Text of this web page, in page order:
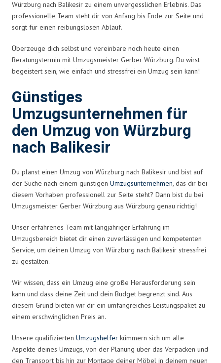
Würzburg nach Balikesir zu einem unvergesslichen Erlebnis. Das
professionelle Team steht dir von Anfang bis Ende zur Seite und
sorgt für einen reibungslosen Ablauf.
Überzeuge dich selbst und vereinbare noch heute einen
Beratungstermin mit Umzugsmeister Gerber Würzburg. Du wirst
begeistert sein, wie einfach und stressfrei ein Umzug sein kann!
Günstiges
Umzugsunternehmen für
den Umzug von Würzburg
nach Balikesir
Du planst einen Umzug von Würzburg nach Balikesir und bist auf
der Suche nach einem günstigen Umzugsunternehmen, das dir bei
diesem Vorhaben professionell zur Seite steht? Dann bist du bei
Umzugsmeister Gerber Würzburg aus Würzburg genau richtig!
Unser erfahrenes Team mit langjähriger Erfahrung im
Umzugsbereich bietet dir einen zuverlässigen und kompetenten
Service, um deinen Umzug von Würzburg nach Balikesir stressfrei
zu gestalten.
Wir wissen, dass ein Umzug eine große Herausforderung sein
kann und dass deine Zeit und dein Budget begrenzt sind. Aus
diesem Grund bieten wir dir ein umfangreiches Leistungspaket zu
einem erschwinglichen Preis an.
Unsere qualifizierten Umzugshelfer kümmern sich um alle
Aspekte deines Umzugs, von der Planung über das Verpacken und
den Transport bis hin zur Montage deiner Möbel in deinem neuen